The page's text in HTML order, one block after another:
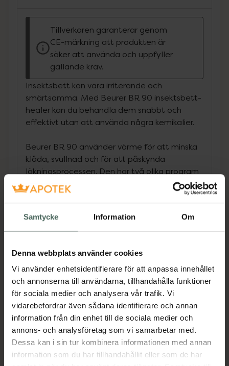
Samtycke Information Om
Denna webbplats använder cookies
Vi använder enhetsidentifierare för att anpassa innehållet
och annonserna till användarna, tillhandahålla funktioner
för sociala medier och analysera vår trafik. Vi
vidarebefordrar även sådana identifierare och annan
information från din enhet till de sociala medier och
annons- och analysföretag som vi samarbetar med.
Dessa kan i sin tur kombinera informationen med annan
information som du har tillhandahållit eller som de har
Tillverkaren garanterar genom
CE-märkning att produkten är
säker att använda och uppfyller
gällande krav.
Insektsbett kan vara irriterande och
smärtsamma. Med Beurer BR 90 insektsbett-
healer kan du behandla dem snabbt och
effektivt utan att använda några kemikalier.
Beurer BR 90 använder värme för att minska
klåda, svullnad och för att påskynda
läkningsprocessen. Den har två olika program
för att passa dina behov och din
hudkänslighet.
Värmen hjälper till att bryta ner de proteiner
eller toxiner som orsakar den allergiska
blodflödet till området, vilket kan minska
inflammation och främja läkning.
Beurer BR 90 är lätt att använda, värms
snabbt upp och har en modern, behändig
design. Den är perfekt såväl i hemmet som på
resande fot.
Produktegenskaper: